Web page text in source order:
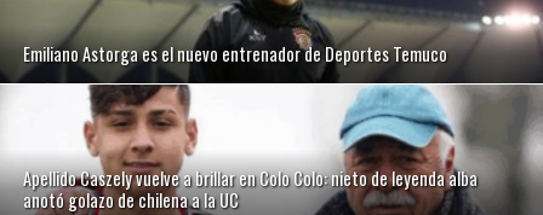
Emiliano Astorga es el nuevo entrenador de Deportes Temuco
Apellido Caszely vuelve a brillar en Colo Colo: nieto de leyenda alba
anotó golazo de chilena a la UC